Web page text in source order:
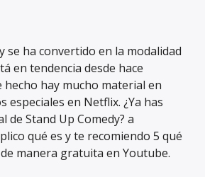
se ha convertido en la modalidad
en tendencia desde hace
hecho hay mucho material en
especiales en Netflix. ¿Ya has
de Stand Up Comedy? a
qué es y te recomiendo 5 qué
manera gratuita en Youtube.